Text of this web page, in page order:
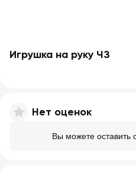
Игрушка на руку ЧЗ
Нет оценок
Вы можете оставить